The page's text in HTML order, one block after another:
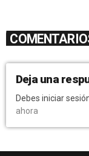
Deja una
Debes iniciar
ahora